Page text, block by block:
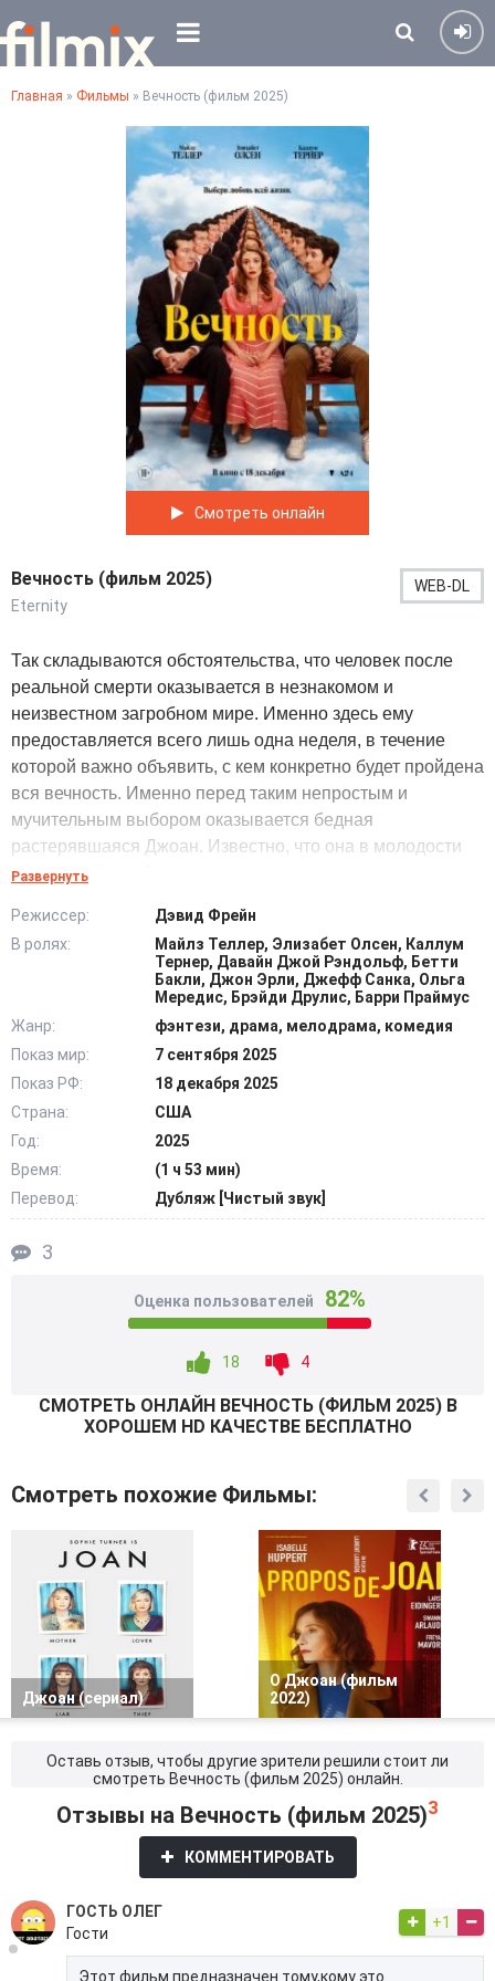
Главная » Фильмы » Вечность (фильм 2025)
Смотреть онлайн
Вечность (фильм 2025)
Eternity
WEB-DL
Так складываются обстоятельства, что человек после
реальной смерти оказывается в незнакомом и
неизвестном загробном мире. Именно здесь ему
предоставляется всего лишь одна неделя, в течение
которой важно объявить, с кем конкретно будет пройдена
вся вечность. Именно перед таким непростым и
мучительным выбором оказывается бедная
растерявшаяся Джоан. Известно, что она в молодости
сильно любила Люка, но ему не повезло разделить
время военных действий.
Теперь он ждет долгие годы ту самую единственную,
чтобы обрести покой в таком ожидаемом
воссоединении. Но не нужно забывать, что женщине
удалось прожить счастливо и долго с Ларри, который
никогда не обижал, а только оберегал и уважал. Тем не
менее, предстоит непростой и очень мучительный шаг…
Важно хорошенько подумать, чувства к кому из двух
кандидатов были сильнее, искреннее. Ведь с
теперешним единственным избранником доведется идти
навсегда, а еще один шанс не дается никому. Угрызения
совести сменяются сомнениями, душа пребывает в
Развернуть
Режиссер:
Дэвид Фрейн
В ролях:
Майлз Теллер, Элизабет Олсен, Каллум
Тернер, Давайн Джой Рэндольф, Бетти
Бакли, Джон Эрли, Джефф Санка, Ольга
Мередис, Брэйди Друлис, Барри Праймус
Жанр:
фэнтези, драма, мелодрама, комедия
Показ мир:
7 сентября 2025
Показ РФ:
18 декабря 2025
Страна:
США
Год:
2025
Время:
(1 ч 53 мин)
Перевод:
Дубляж [Чистый звук]
3
Оценка пользователей 82%
18 4
СМОТРEТЬ ОНЛАЙН ВЕЧНОСТЬ (ФИЛЬМ 2025) В
ХОРОШЕМ HD КАЧЕСТВЕ БЕСПЛАТНО
Смотреть похожие Фильмы:
Джоан (сериал)
О Джоан (фильм
2022)
Оставь отзыв, чтобы другие зрители решили стоит ли
смотреть Вечность (фильм 2025) онлайн.
Отзывы на Вечность (фильм 2025)3
КОММЕНТИРОВАТЬ
ГОСТЬ ОЛЕГ
Гости
+1
Этот фильм предназначен тому,кому это